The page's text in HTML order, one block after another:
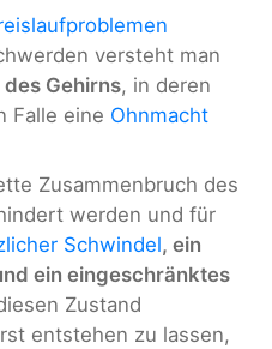
versteht man
Gehirns, in deren
Falle eine Ohnmacht
Zusammenbruch des
werden und für
Schwindel, ein
ein eingeschränktes
Zustand
entstehen zu lassen,